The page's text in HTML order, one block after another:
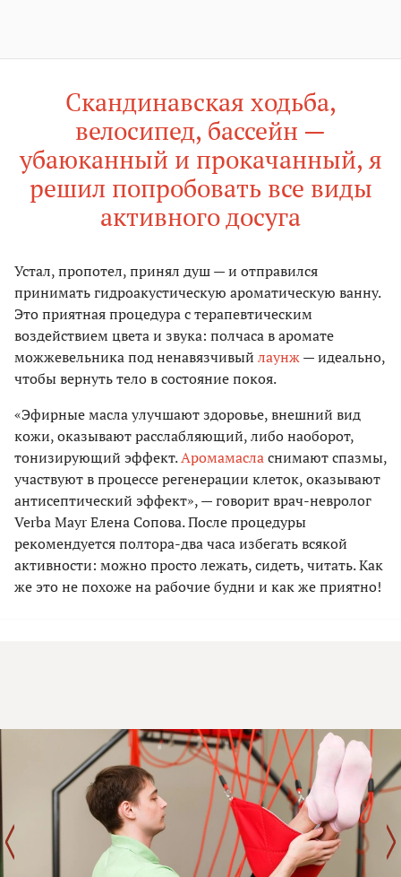
Скандинавская ходьба,
велосипед, бассейн —
убаюканный и прокачанный, я
решил попробовать все виды
активного досуга
Устал, пропотел, принял душ — и отправился
принимать гидроакустическую ароматическую ванну.
Это приятная процедура с терапевтическим
воздействием цвета и звука: полчаса в аромате
можжевельника под ненавязчивый лаунж— идеально,
чтобы вернуть тело в состояние покоя.
«Эфирные масла улучшают здоровье, внешний вид
кожи, оказывают расслабляющий, либо наоборот,
тонизирующий эффект.Аромамасласнимают спазмы,
участвуют в процессе регенерации клеток, оказывают
антисептический эффект», — говорит врач-невролог
Verba Mayr Елена Сопова. После процедуры
рекомендуется полтора-два часа избегать всякой
активности: можно просто лежать, сидеть, читать. Как
же это не похоже на рабочие будни и как же приятно!